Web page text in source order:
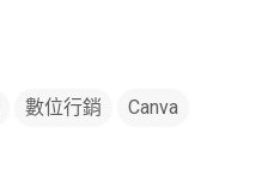
數位行銷 Canva